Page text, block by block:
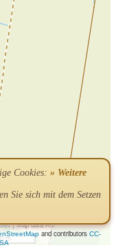
Cookies: » Weitere
Sie sich mit dem Setzen